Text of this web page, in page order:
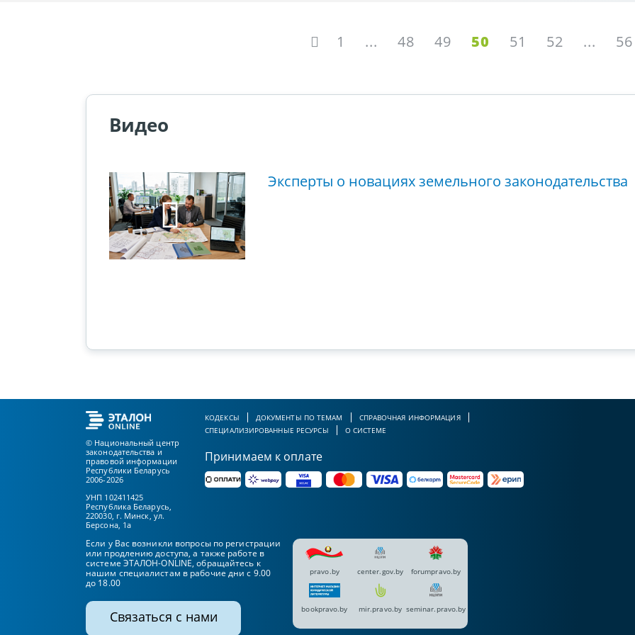
1 ... 48 49 50 51 52 ... 56
Видео
Эксперты о новациях земельного законодательства
© Национальный центр
законодательства и
правовой информации
Республики Беларусь
2006-2026
УНП 102411425
Республика Беларусь,
220030, г. Минск, ул.
Берсона, 1а
КОДЕКСЫ ДОКУМЕНТЫ ПО ТЕМАМ
СПРАВОЧНАЯ ИНФОРМАЦИЯ
СПЕЦИАЛИЗИРОВАННЫЕ РЕСУРСЫ
О СИСТЕМЕ
Принимаем к оплате
Если у Вас возникли вопросы по регистрации
или продлению доступа, а также работе в
системе ЭТАЛОН-ONLINE, обращайтесь к
нашим специалистам в рабочие дни с 9.00
до 18.00
Связаться с нами
pravo.by center.gov.by forumpravo.by
bookpravo.by mir.pravo.by seminar.pravo.by